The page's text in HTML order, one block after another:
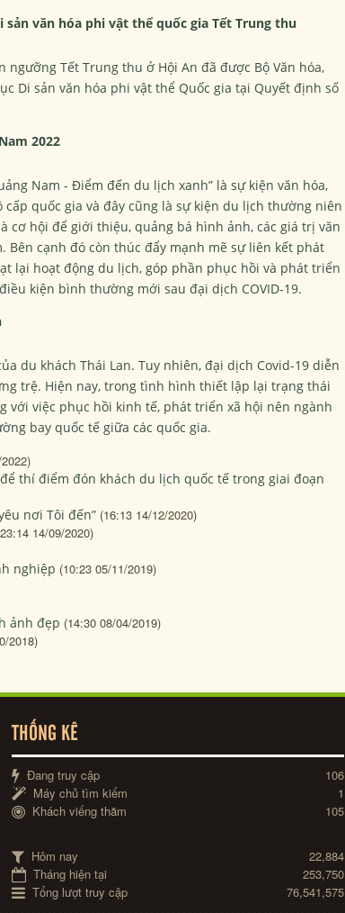
văn hóa phi vật thể quốc gia Tết Trung thu
Tết Trung thu ở Hội An đã được Bộ Văn hóa,
Di sản văn hóa phi vật thể Quốc gia tại Quyết định số
2022
Nam - Điểm đến du lịch xanh” là sự kiện văn hóa,
quốc gia và đây cũng là sự kiện du lịch thường niên
cơ hội để giới thiệu, quảng bá hình ảnh, các giá trị văn
Bên cạnh đó còn thúc đẩy mạnh mẽ sự liên kết phát
lại hoạt động du lịch, góp phần phục hồi và phát triển
kiện bình thường mới sau đại dịch COVID-19.
du khách Thái Lan. Tuy nhiên, đại dịch Covid-19 diễn
trệ. Hiện nay, trong tình hình thiết lập lại trạng thái
với việc phục hồi kinh tế, phát triển xã hội nên ngành
bay quốc tế giữa các quốc gia.
thí điểm đón khách du lịch quốc tế trong giai đoạn
nơi Tôi đến” (16:13 14/12/2020)
14/09/2020)
nghiệp (10:23 05/11/2019)
ảnh đẹp (14:30 08/04/2019)
2018)
THỐNG KÊ
Đang truy cập
106
Máy chủ tìm kiếm
1
Khách viếng thăm
105
Hôm nay
22,884
Tháng hiện tại
253,750
Tổng lượt truy cập
76,541,575